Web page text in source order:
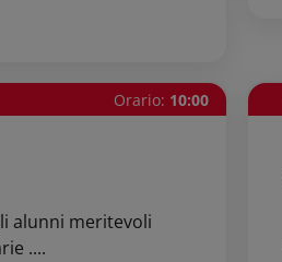
Orario: 10:00
alunni meritevoli
....